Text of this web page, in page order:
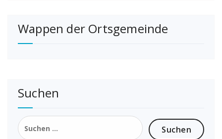
Wappen der Ortsgemeinde
Suchen
Suchen
nach: